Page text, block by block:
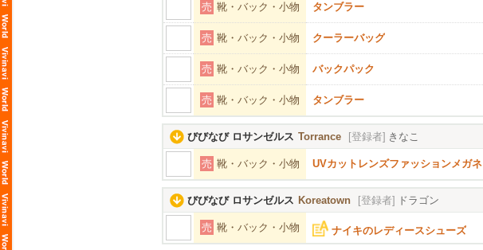
売 靴・バック・小物 タンブラー
売 靴・バック・小物 クーラーバッグ
売 靴・バック・小物 バックパック
売 靴・バック・小物 タンブラー
びびなび ロサンゼルス Torrance [登録者] きなこ
売 靴・バック・小物 UVカットレンズファッションメガネ
びびなび ロサンゼルス Koreatown [登録者] ドラゴン
売 靴・バック・小物 ナイキのレディースシューズ